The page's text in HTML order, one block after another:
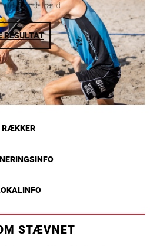
Nordstrand
RESULTAT
RÆKKER
STÆVNET